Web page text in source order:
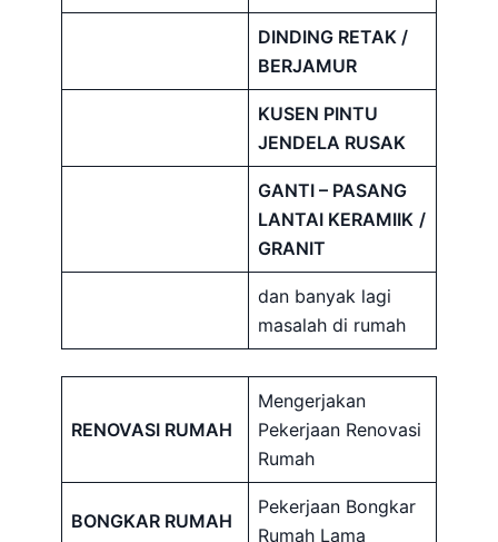
DINDING RETAK /
BERJAMUR
KUSEN PINTU
JENDELA RUSAK
GANTI – PASANG
LANTAI KERAMIIK /
GRANIT
dan banyak lagi
masalah di rumah
RENOVASI RUMAH
Mengerjakan
Pekerjaan Renovasi
Rumah
BONGKAR RUMAH
Pekerjaan Bongkar
Rumah Lama